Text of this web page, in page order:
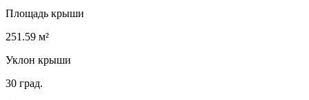
Площадь крыши
251.59 м²
Уклон крыши
30 град.